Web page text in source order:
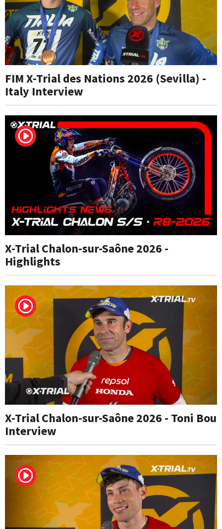
FIM X-Trial des Nations 2026 (Sevilla) -
Italy Interview
X-Trial Chalon-sur-Saône 2026 -
Highlights
X-Trial Chalon-sur-Saône 2026 - Toni Bou
Interview